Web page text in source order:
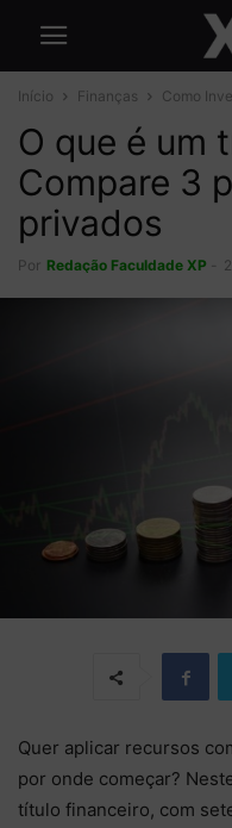
Início Finanças Como
O que é um
Compare 3
privados
Por Redação Faculdade XP
Quer aplicar recursos
por onde começar?
título financeiro, com